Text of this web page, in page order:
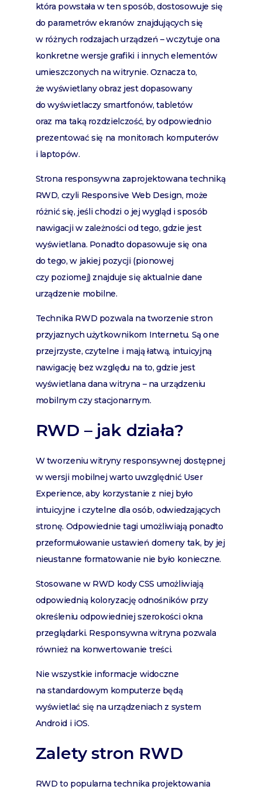
która powstała w ten sposób, dostosowuje się
do parametrów ekranów znajdujących się
w różnych rodzajach urządzeń – wczytuje ona
konkretne wersje grafiki i innych elementów
umieszczonych na witrynie. Oznacza to,
że wyświetlany obraz jest dopasowany
do wyświetlaczy smartfonów, tabletów
oraz ma taką rozdzielczość, by odpowiednio
prezentować się na monitorach komputerów
i laptopów.
Strona responsywna zaprojektowana techniką
RWD, czyli Responsive Web Design, może
różnić się, jeśli chodzi o jej wygląd i sposób
nawigacji w zależności od tego, gdzie jest
wyświetlana. Ponadto dopasowuje się ona
do tego, w jakiej pozycji (pionowej
czy poziomej) znajduje się aktualnie dane
urządzenie mobilne.
Technika RWD pozwala na tworzenie stron
przyjaznych użytkownikom Internetu. Są one
przejrzyste, czytelne i mają łatwą, intuicyjną
nawigację bez względu na to, gdzie jest
wyświetlana dana witryna – na urządzeniu
mobilnym czy stacjonarnym.
RWD – jak działa?
W tworzeniu witryny responsywnej dostępnej
w wersji mobilnej warto uwzględnić User
Experience, aby korzystanie z niej było
intuicyjne i czytelne dla osób, odwiedzających
stronę. Odpowiednie tagi umożliwiają ponadto
przeformułowanie ustawień domeny tak, by jej
nieustanne formatowanie nie było konieczne.
Stosowane w RWD kody CSS umożliwiają
odpowiednią koloryzację odnośników przy
określeniu odpowiedniej szerokości okna
przeglądarki. Responsywna witryna pozwala
również na konwertowanie treści.
Nie wszystkie informacje widoczne
na standardowym komputerze będą
wyświetlać się na urządzeniach z system
Android i iOS.
Zalety stron RWD
RWD to popularna technika projektowania